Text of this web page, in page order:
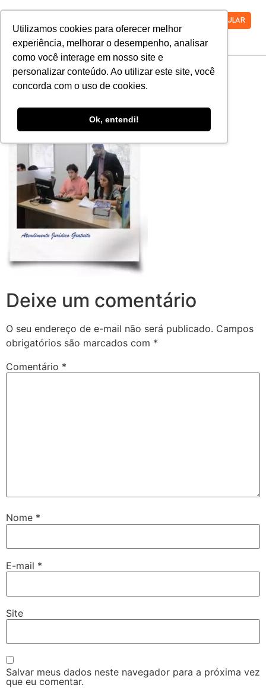
Utilizamos cookies para oferecer melhor
experiência, melhorar o desempenho, analisar
como você interage em nosso site e
personalizar conteúdo. Ao utilizar este site, você
concorda com o uso de cookies.
Ok, entendi!
VESTIBULAR
npj-8
Deixe um comentário
O seu endereço de e-mail não será publicado. Campos
obrigatórios são marcados com *
Comentário *
Nome *
E-mail *
Site
Salvar meus dados neste navegador para a próxima vez
que eu comentar.